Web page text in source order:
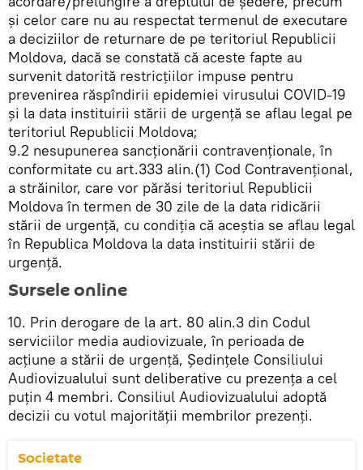
și celor care nu au respectat termenul de executare
a deciziilor de returnare de pe teritoriul Republicii
Moldova, dacă se constată că aceste fapte au
survenit datorită restricțiilor impuse pentru
prevenirea răspîndirii epidemiei virusului COVID-19
și la data instituirii stării de urgență se aflau legal pe
teritoriul Republicii Moldova;
9.2 nesupunerea sancționării contravenționale, în
conformitate cu art.333 alin.(1) Cod Contravențional,
a străinilor, care vor părăsi teritoriul Republicii
Moldova în termen de 30 zile de la data ridicării
stării de urgență, cu condiția că aceștia se aflau legal
în Republica Moldova la data instituirii stării de
urgență.
Sursele online
10. Prin derogare de la art. 80 alin.3 din Codul
serviciilor media audiovizuale, în perioada de
acțiune a stării de urgență, Ședințele Consiliului
Audiovizualului sunt deliberative cu prezența a cel
puțin 4 membri. Consiliul Audiovizualului adoptă
decizii cu votul majorității membrilor prezenți.
Societate